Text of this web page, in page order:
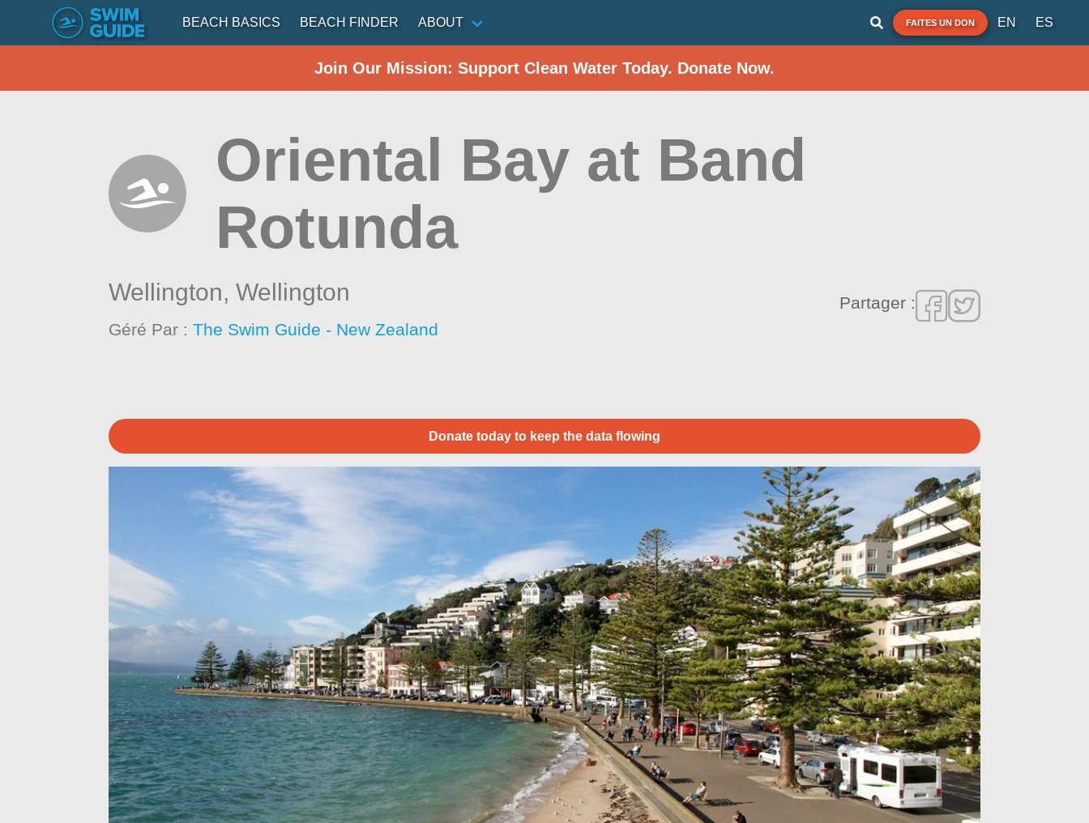
BEACH BASICS BEACH FINDER ABOUT FAITES UN DON EN ES
Join Our Mission: Support Clean Water Today. Donate Now.
Oriental Bay at Band
Rotunda
Wellington,Wellington
Géré Par :The Swim Guide - New Zealand
Partager :
Donate today to keep the data flowing